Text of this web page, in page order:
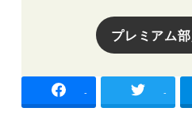
プレミアム
- -